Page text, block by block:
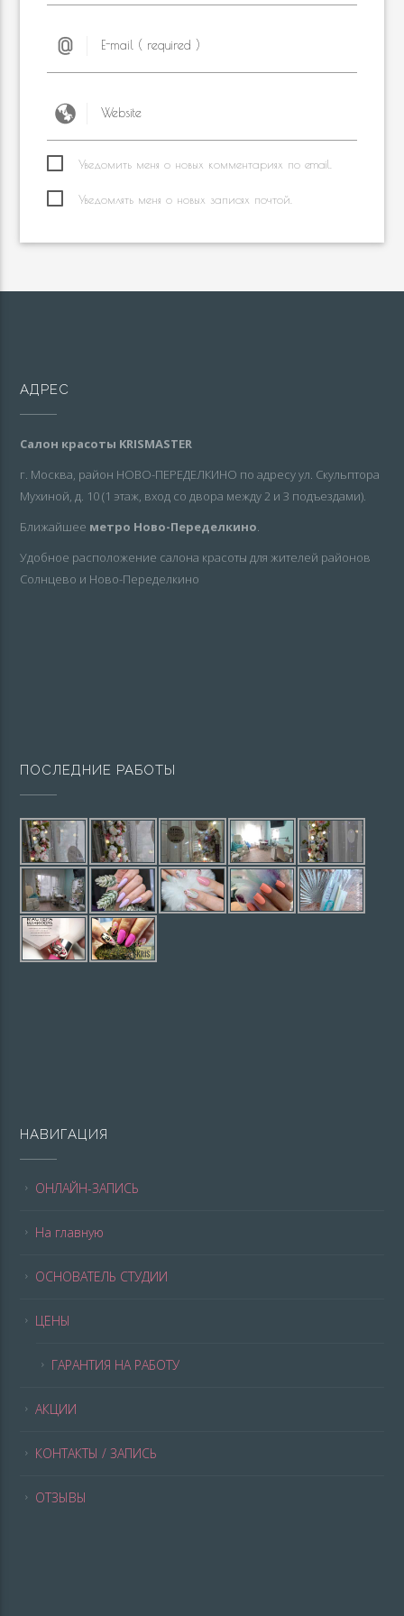
Уведомить меня о новых комментариях по email.
Уведомлять меня о новых записях почтой.
АДРЕС
Салон красоты KRISMASTER
г. Москва, район НОВО-ПЕРЕДЕЛКИНО по адресу ул. Скульптора
Мухиной, д. 10 (1 этаж, вход со двора между 2 и 3 подъездами).
Ближайшее метро Ново-Переделкино.
Удобное расположение салона красоты для жителей районов
Солнцево и Ново-Переделкино
ПОСЛЕДНИЕ РАБОТЫ
НАВИГАЦИЯ
ОНЛАЙН-ЗАПИСЬ
На главную
ОСНОВАТЕЛЬ СТУДИИ
ЦЕНЫ
ГАРАНТИЯ НА РАБОТУ
АКЦИИ
КОНТАКТЫ / ЗАПИСЬ
ОТЗЫВЫ